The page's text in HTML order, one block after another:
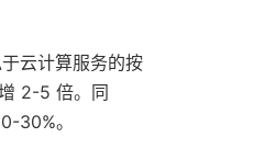
云计算服务的按
2-5 倍。同
30%。